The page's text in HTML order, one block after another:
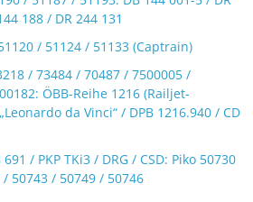
188 / DR 244 131
/ 51124 / 51133 (Captrain)
/ 73484 / 70487 / 7500005 /
ÖBB-Reihe 1216 (Railjet-
da Vinci“ / DPB 1216.940 / CD
/ PKP TKi3 / DRG / CSD: Piko 50730
50743 / 50749 / 50746